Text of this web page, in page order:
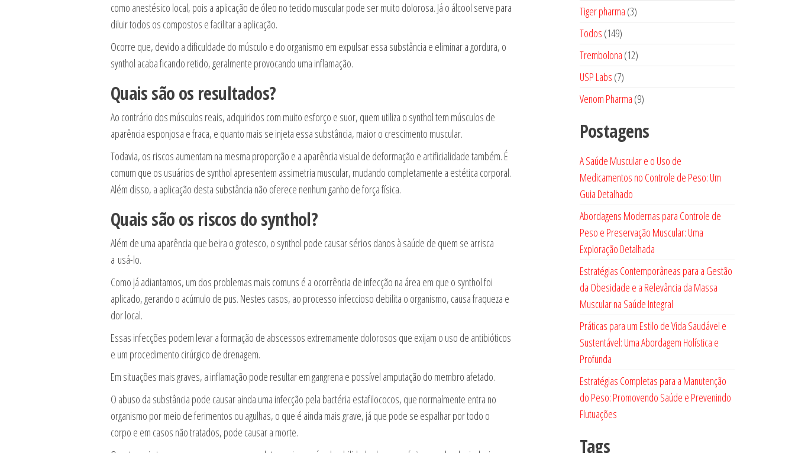
como anestésico local, pois a aplicação de óleo no tecido muscular pode ser muito dolorosa. Já o álcool serve para
diluir todos os compostos e facilitar a aplicação.
Ocorre que, devido a dificuldade do músculo e do organismo em expulsar essa substância e eliminar a gordura, o
synthol acaba ficando retido, geralmente provocando uma inflamação.
Quais são os resultados?
Ao contrário dos músculos reais, adquiridos com muito esforço e suor, quem utiliza o synthol tem músculos de
aparência esponjosa e fraca, e quanto mais se injeta essa substância, maior o crescimento muscular.
Todavia, os riscos aumentam na mesma proporção e a aparência visual de deformação e artificialidade também. É
comum que os usuários de synthol apresentem assimetria muscular, mudando completamente a estética corporal.
Além disso, a aplicação desta substância não oferece nenhum ganho de força física.
Quais são os riscos do synthol?
Além de uma aparência que beira o grotesco, o synthol pode causar sérios danos à saúde de quem se arrisca
a usá-lo.
Como já adiantamos, um dos problemas mais comuns é a ocorrência de infecção na área em que o synthol foi
aplicado, gerando o acúmulo de pus. Nestes casos, ao processo infeccioso debilita o organismo, causa fraqueza e
dor local.
Essas infecções podem levar a formação de abscessos extremamente dolorosos que exijam o uso de antibióticos
e um procedimento cirúrgico de drenagem.
Em situações mais graves, a inflamação pode resultar em gangrena e possível amputação do membro afetado.
O abuso da substância pode causar ainda uma infecção pela bactéria estafilococos, que normalmente entra no
organismo por meio de ferimentos ou agulhas, o que é ainda mais grave, já que pode se espalhar por todo o
corpo e em casos não tratados, pode causar a morte.
Tiger pharma 33
Todos 149149
produtos
Trembolona 1212
USP Labs 77
produtos
Venom Pharma 99
Postagens
A Saúde Muscular e o Uso de
Medicamentos no Controle de Peso: Um
Guia Detalhado
Abordagens Modernas para Controle de
Peso e Preservação Muscular: Uma
Exploração Detalhada
Estratégias Contemporâneas para a Gestão
da Obesidade e a Relevância da Massa
Muscular na Saúde Integral
Práticas para um Estilo de Vida Saudável e
Sustentável: Uma Abordagem Holística e
Profunda
Estratégias Completas para a Manutenção
do Peso: Promovendo Saúde e Prevenindo
Flutuações
Tags